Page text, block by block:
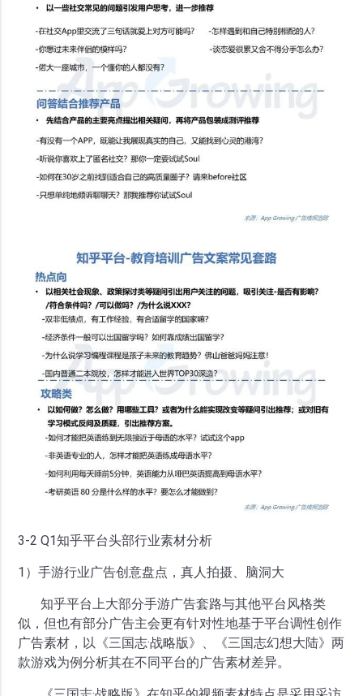
3-2 Q1知乎平台头部行业素材分析
1）手游行业广告创意盘点，真人拍摄、脑洞大
知乎平台上大部分手游广告套路与其他平台风格类
似，但也有部分广告主会更有针对性地基于平台调性创作
广告素材，以《三国志·战略版》、《三国志幻想大陆》两
款游戏为例分析其在不同平台的广告素材差异。